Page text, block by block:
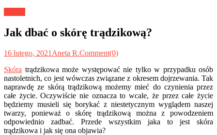
Jak dbać o skórę trądzikową?
16 lutego, 2021 Aneta R.Comment(0)
Skóra trądzikowa może występować nie tylko w przypadku osób
nastoletnich, co jest wówczas związane z okresem dojrzewania. Tak
naprawdę ze skórą trądzikową możemy mieć do czynienia przez
całe życie. Oczywiście nie oznacza to wcale, że przez całe życie
będziemy musieli się borykać z niestetycznym wyglądem naszej
twarzy, ponieważ o skórę trądzikową można z powodzeniem
odpowiednio zadbać. Przede wszystkim jaka to jest skóra
trądzikowa i jak się ona objawia?